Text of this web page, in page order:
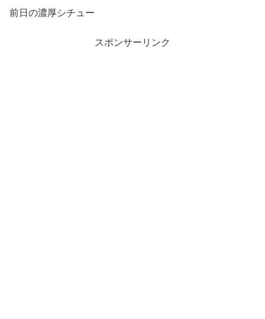
前日の濃厚シチュー
スポンサーリンク